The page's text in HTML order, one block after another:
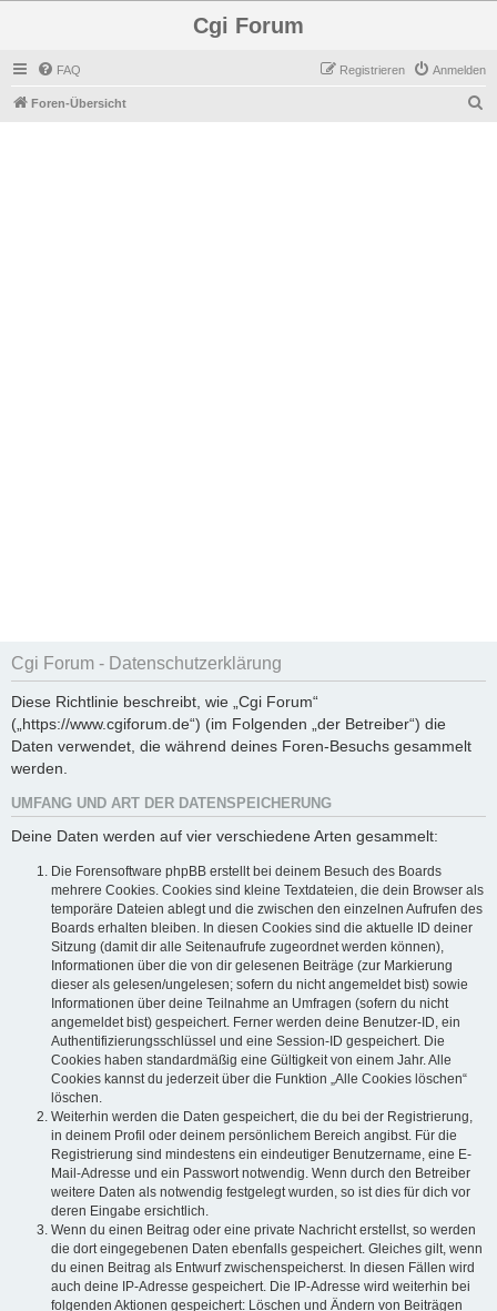
Cgi Forum
FAQ Anmelden
Registrieren
Foren-Übersicht
Cgi Forum - Datenschutzerklärung
Diese Richtlinie beschreibt, wie „Cgi Forum“
(„https://www.cgiforum.de“) (im Folgenden „der Betreiber“) die
Daten verwendet, die während deines Foren-Besuchs gesammelt
werden.
UMFANG UND ART DER DATENSPEICHERUNG
Deine Daten werden auf vier verschiedene Arten gesammelt:
Die Forensoftware phpBB erstellt bei deinem Besuch des Boards
mehrere Cookies. Cookies sind kleine Textdateien, die dein Browser als
temporäre Dateien ablegt und die zwischen den einzelnen Aufrufen des
Boards erhalten bleiben. In diesen Cookies sind die aktuelle ID deiner
Sitzung (damit dir alle Seitenaufrufe zugeordnet werden können),
Informationen über die von dir gelesenen Beiträge (zur Markierung
dieser als gelesen/ungelesen; sofern du nicht angemeldet bist) sowie
Informationen über deine Teilnahme an Umfragen (sofern du nicht
angemeldet bist) gespeichert. Ferner werden deine Benutzer-ID, ein
Authentifizierungsschlüssel und eine Session-ID gespeichert. Die
Cookies haben standardmäßig eine Gültigkeit von einem Jahr. Alle
Cookies kannst du jederzeit über die Funktion „Alle Cookies löschen“
löschen.
Weiterhin werden die Daten gespeichert, die du bei der Registrierung,
in deinem Profil oder deinem persönlichem Bereich angibst. Für die
Registrierung sind mindestens ein eindeutiger Benutzername, eine E-
Mail-Adresse und ein Passwort notwendig. Wenn durch den Betreiber
weitere Daten als notwendig festgelegt wurden, so ist dies für dich vor
deren Eingabe ersichtlich.
Wenn du einen Beitrag oder eine private Nachricht erstellst, so werden
die dort eingegebenen Daten ebenfalls gespeichert. Gleiches gilt, wenn
du einen Beitrag als Entwurf zwischenspeicherst. In diesen Fällen wird
auch deine IP-Adresse gespeichert. Die IP-Adresse wird weiterhin bei
folgenden Aktionen gespeichert: Löschen und Ändern von Beiträgen